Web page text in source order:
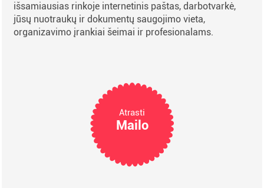
išsamiausias rinkoje internetinis paštas, darbotvarkė,
jūsų nuotraukų ir dokumentų saugojimo vieta,
organizavimo įrankiai šeimai ir profesionalams.
Atrasti
Mailo